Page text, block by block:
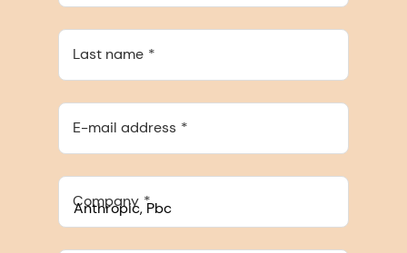
Last name
E-mail address
Company